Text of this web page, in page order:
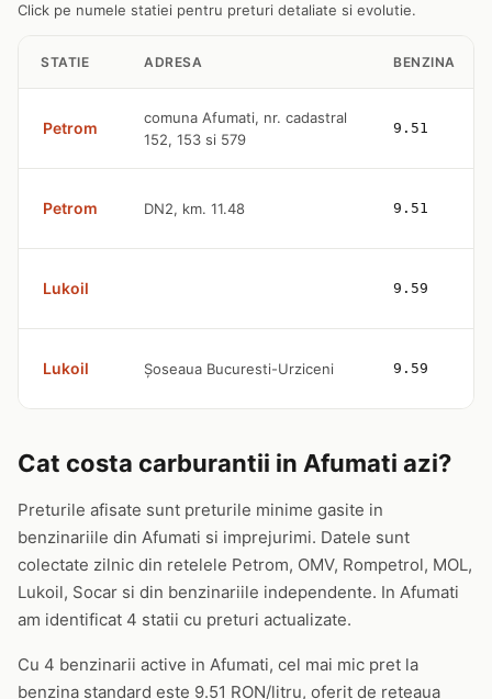
Click pe numele statiei pentru preturi detaliate si evolutie.
STATIE ADRESA BENZINA
Petrom
comuna Afumati, nr. cadastral
152, 153 si 579
9.51
Petrom DN2, km. 11.48 9.51
Lukoil 9.59
Lukoil Şoseaua Bucuresti-Urziceni 9.59
Cat costa carburantii in Afumati azi?
Preturile afisate sunt preturile minime gasite in
benzinariile din Afumati si imprejurimi. Datele sunt
colectate zilnic din retelele Petrom, OMV, Rompetrol, MOL,
Lukoil, Socar si din benzinariile independente. In Afumati
am identificat 4 statii cu preturi actualizate.
Cu 4 benzinarii active in Afumati, cel mai mic pret la
benzina standard este 9.51 RON/litru, oferit de reteaua